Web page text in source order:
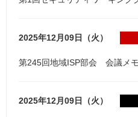
2025年12月09日（火）
第245回地域ISP部会 会議メモ
2025年12月09日（火）